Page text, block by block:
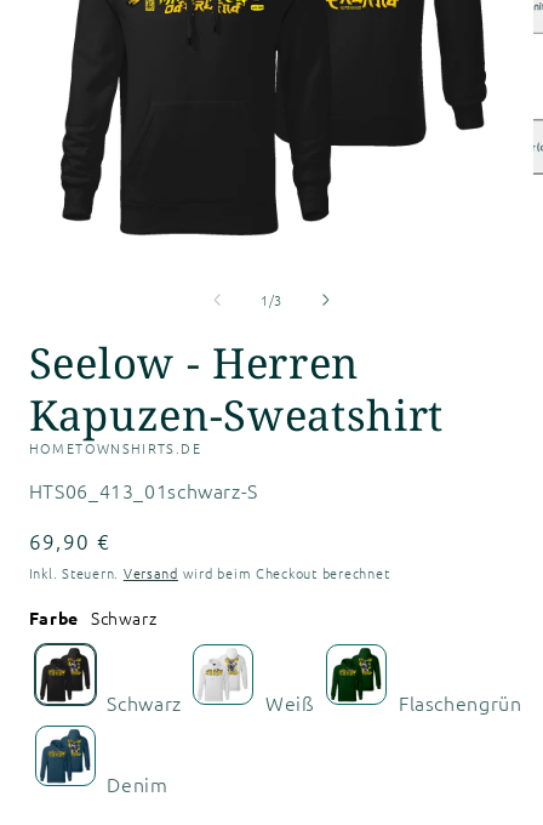
2
1 /von
3
Seelow - Herren
Kapuzen-Sweatshirt
HOMETOWNSHIRTS.DE
SKU:
HTS06_413_01schwarz-S
Normaler
Preis
69,90 €
Inkl. Steuern. Versand wird beim Checkout berechnet
Farbe Schwarz
Schwarz Weiß Flaschengrün
Denim